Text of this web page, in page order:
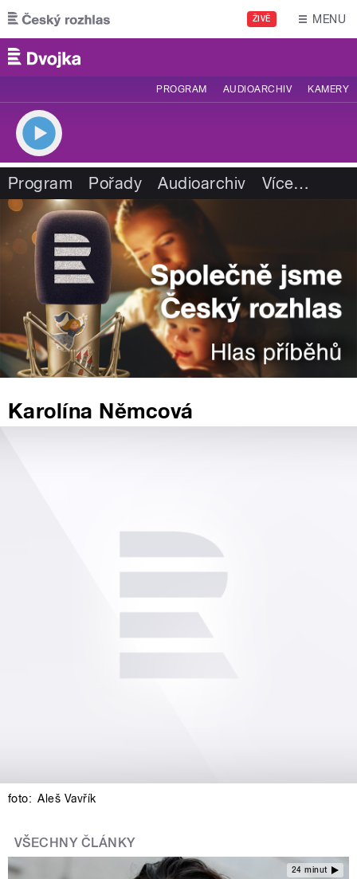
Přejít k hlavnímu obsahu
ŽIVĚ MENU
PROGRAM AUDIOARCHIV KAMERY
Program Pořady Audioarchiv Více…
Karolína Němcová
foto: Aleš Vavřík
VŠECHNY ČLÁNKY
24 minut